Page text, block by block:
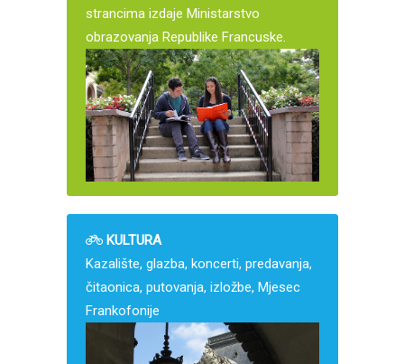
strancima izdaje Ministarstvo
obrazovanja Republike Francuske.
KULTURA
Kazalište, glazba, koncerti, predavanja,
čitaonica, putovanja, izložbe, Mjesec
Frankofonije